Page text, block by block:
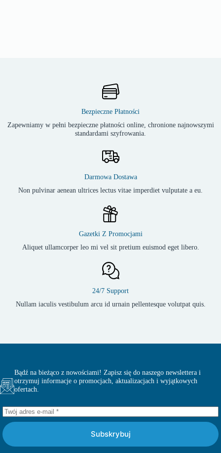
Bezpieczne Płatności
Zapewniamy w pełni bezpieczne płatności online, chronione najnowszymi
standardami szyfrowania.
Darmowa Dostawa
Non pulvinar aenean ultrices lectus vitae imperdiet vulputate a eu.
Gazetki Z Promocjami
Aliquet ullamcorper leo mi vel sit pretium euismod eget libero.
24/7 Support
Nullam iaculis vestibulum arcu id urnain pellentesque volutpat quis.
Bądź na bieżąco z nowościami! Zapisz się do naszego newslettera i
otrzymuj informacje o promocjach, aktualizacjach i wyjątkowych
ofertach.
Subskrybuj